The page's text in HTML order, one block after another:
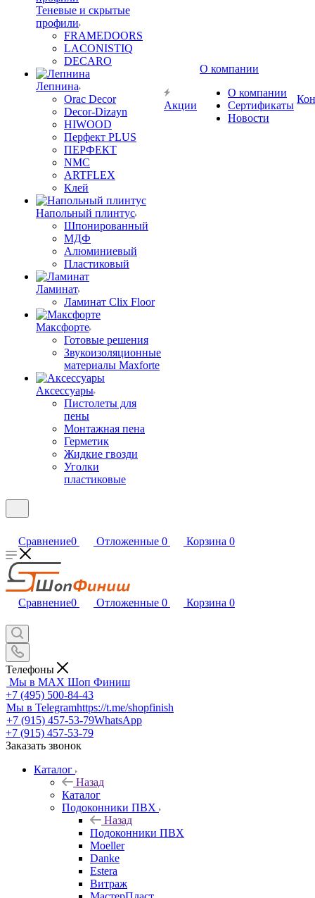
Теневые и скрытые
профили
FRAMEDOORS
LACONISTIQ
DECARO
Лепнина
Orac Decor
Decor-Dizayn
HIWOOD
Перфект PLUS
ПЕРФЕКТ
NMC
ARTFLEX
Клей
Напольный плинтус
Шпонированный
МДФ
Алюминиевый
Пластиковый
Ламинат
Ламинат Clix Floor
Максфорте
Готовые решения
Звукоизоляционные
материалы Maxforte
Аксессуары
Пистолеты для
пены
Монтажная пена
Герметик
Жидкие гвозди
Уголки
пластиковые
Акции
О компании
О компании
Сертификаты
Новости
Сравнение0 Отложенные 0 Корзина 0
Сравнение0 Отложенные 0 Корзина 0
Телефоны
Мы в MAX Шоп Финиш
+7 (495) 500-84-43
Мы в Telegramhttps://t.me/shopfinish
+7 (915) 457-53-79WhatsApp
+7 (915) 457-53-79
Заказать звонок
Каталог
Назад
Каталог
Подоконники ПВХ
Назад
Подоконники ПВХ
Moeller
Danke
Estera
Витраж